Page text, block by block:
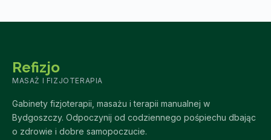
Refizjo
MASAŻ I FIZJOTERAPIA
Gabinety fizjoterapii, masażu i terapii manualnej w
Bydgoszczy. Odpoczynij od codziennego pośpiechu dbając
o zdrowie i dobre samopoczucie.